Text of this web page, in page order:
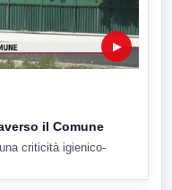
▶
il Comune
criticità igienico-